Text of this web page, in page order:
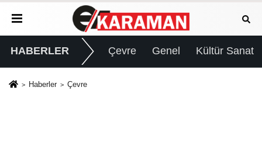
HABERLER Çevre Genel Kültür Sanat
Haberler Çevre